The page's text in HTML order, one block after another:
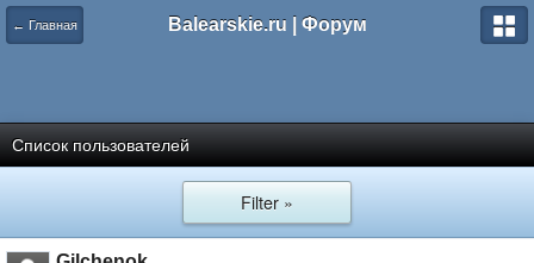
← Главная Balearskie.ru | Форум
Список пользователей
Filter »